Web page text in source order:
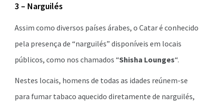
3 – Narguilés
Assim como diversos países árabes, o Catar é conhecido
pela presença de “narguilés” disponíveis em locais
públicos, como nos chamados “Shisha Lounges“.
Nestes locais, homens de todas as idades reúnem-se
para fumar tabaco aquecido diretamente de narguilés,